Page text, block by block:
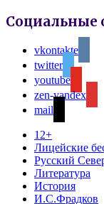
Социальные
vkontakte
twitter
youtube
zen-yandex
mail
12+
Лицейские
Русский
Литература
История
И.С.Фрадков